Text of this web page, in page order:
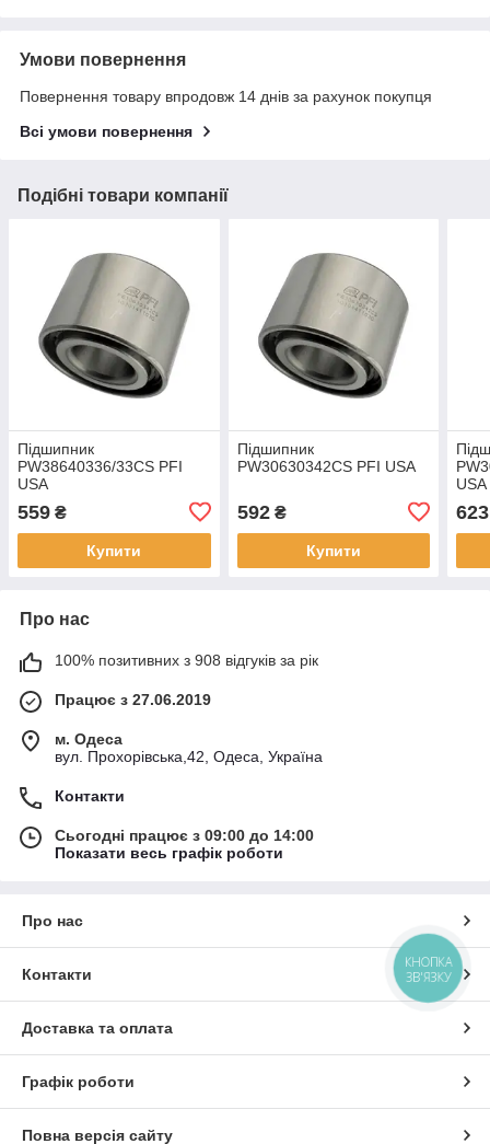
Умови повернення
Повернення товару впродовж 14 днів за рахунок покупця
Всі умови повернення
Подібні товари компанії
Підшипник
PW38640336/33CS PFI
USA
559 ₴
Купити
Підшипник
PW30630342CS PFI USA
592₴
Купити
USA
623
Про нас
100% позитивних з 908 відгуків за рік
Працює з 27.06.2019
м. Одеса
вул. Прохорівська,42, Одеса, Україна
Контакти
Сьогодні працює з 09:00 до 14:00
Показати весь графік роботи
Про нас
Контакти
Доставка та оплата
Графік роботи
Повна версія сайту
КНОПКА
ЗВ'ЯЗКУ